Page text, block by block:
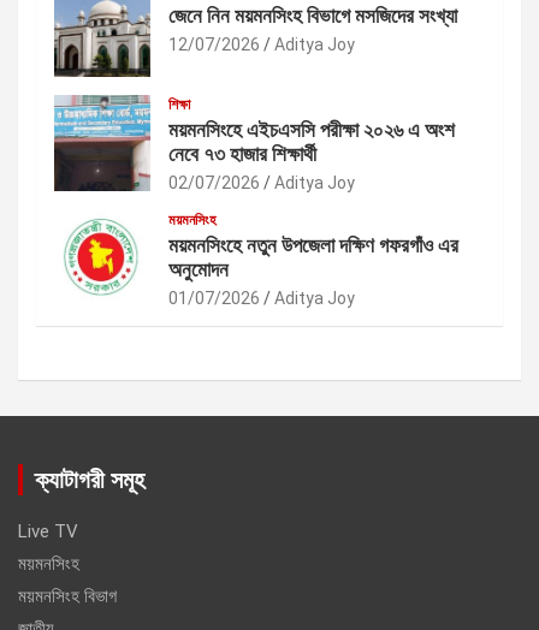
জেনে নিন ময়মনসিংহ বিভাগে মসজিদের সংখ্যা
12/07/2026 Aditya Joy
শিক্ষা
ময়মনসিংহে এইচএসসি পরীক্ষা ২০২৬ এ অংশ
নেবে ৭৩ হাজার শিক্ষার্থী
02/07/2026 Aditya Joy
ময়মনসিংহ
ময়মনসিংহে নতুন উপজেলা দক্ষিণ গফরগাঁও এর
অনুমোদন
01/07/2026 Aditya Joy
ক্যাটাগরী সমূহ
Live TV
ময়মনসিংহ
ময়মনসিংহ বিভাগ